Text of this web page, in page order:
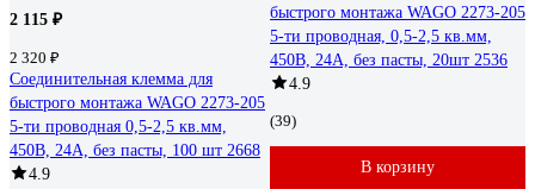
2 115 ₽
2 320 ₽
Соединительная клемма для
быстрого монтажа WAGO 2273-205
5-ти проводная 0,5-2,5 кв.мм,
450В, 24А, без пасты, 100 шт 2668
4.9
быстрого монтажа WAGO 2273-205
5-ти проводная, 0,5-2,5 кв.мм,
450В, 24А, без пасты, 20шт 2536
4.9
(39)
В корзину